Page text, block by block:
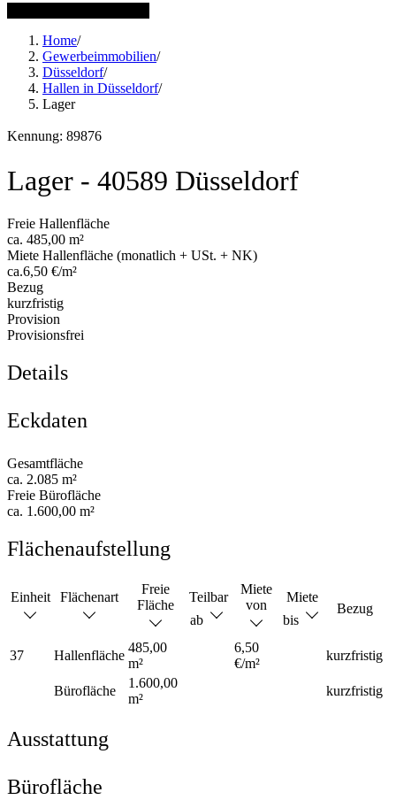
Home/
Gewerbeimmobilien/
Düsseldorf/
Hallen in Düsseldorf/
Lager
Kennung: 89876
Lager - 40589 Düsseldorf
Freie Hallenfläche
ca. 485,00 m²
Miete Hallenfläche (monatlich + USt. + NK)
ca.6,50 €/m²
Bezug
kurzfristig
Provision
Provisionsfrei
Details
Eckdaten
Gesamtfläche
ca. 2.085 m²
Freie Bürofläche
ca. 1.600,00 m²
Flächenaufstellung
Einheit Flächenart
Freie
Fläche
Teilbar
ab
Miete
von
Miete
bis
Bezug
37 Hallenfläche
485,00
m²
6,50
€/m²
kurzfristig
Bürofläche
1.600,00
m²
kurzfristig
Ausstattung
Bürofläche